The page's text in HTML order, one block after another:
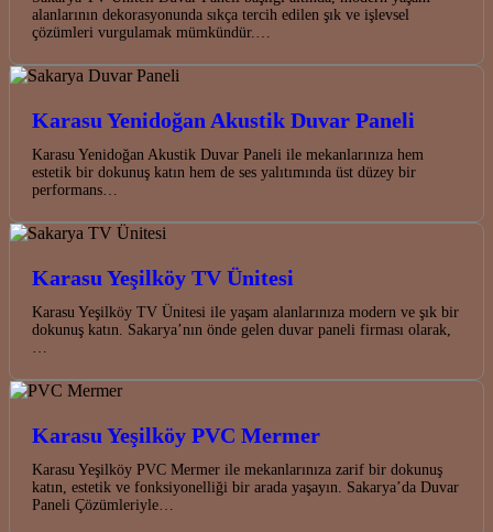
alanlarının dekorasyonunda sıkça tercih edilen şık ve işlevsel
çözümleri vurgulamak mümkündür.…
Karasu Yenidoğan Akustik Duvar Paneli
Karasu Yenidoğan Akustik Duvar Paneli ile mekanlarınıza hem
estetik bir dokunuş katın hem de ses yalıtımında üst düzey bir
performans…
Karasu Yeşilköy TV Ünitesi
Karasu Yeşilköy TV Ünitesi ile yaşam alanlarınıza modern ve şık bir
dokunuş katın. Sakarya’nın önde gelen duvar paneli firması olarak,
Karasu Yeşilköy PVC Mermer
Karasu Yeşilköy PVC Mermer ile mekanlarınıza zarif bir dokunuş
katın, estetik ve fonksiyonelliği bir arada yaşayın. Sakarya’da Duvar
Paneli Çözümleriyle…